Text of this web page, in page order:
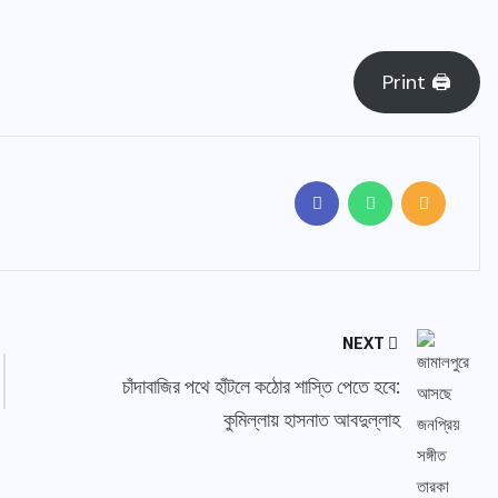
Print 🖨
NEXT
চাঁদাবাজির পথে হাঁটলে কঠোর শাস্তি পেতে হবে:
কুমিল্লায় হাসনাত আবদুল্লাহ